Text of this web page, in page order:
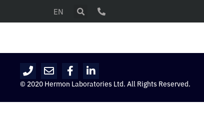
EN
© 2020 Hermon Laboratories Ltd. All Rights Reserved.